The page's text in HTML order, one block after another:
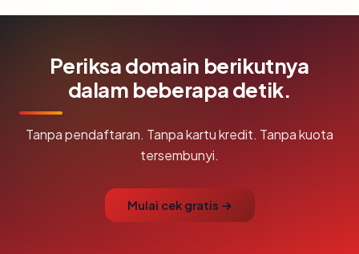
Periksa domain berikutnya
dalam beberapa detik.
Tanpa pendaftaran. Tanpa kartu kredit. Tanpa kuota
tersembunyi.
Mulai cek gratis →